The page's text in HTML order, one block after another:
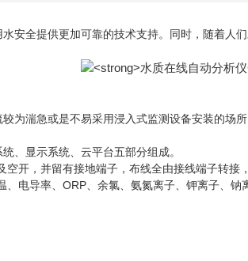
安全提供更加可靠的技术支持。同时，随着人
为湍急或是不易采用浸入式监测设备安装的场
、显示系统、云平台五部分组成。
开，并留有接地端子，布线全由接线端子转接
、电导率、ORP、余氯、氨氮离子、钾离子、